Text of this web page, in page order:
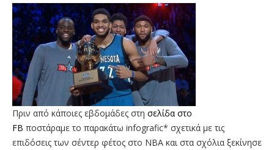
Πριν από κάποιες εβδομάδες στη σελίδα στο
FB ποστάραμε το παρακάτω infografic* σχετικά με τις
επιδόσεις των σέντερ φέτος στο ΝΒΑ και στα σχόλια ξεκίνησε